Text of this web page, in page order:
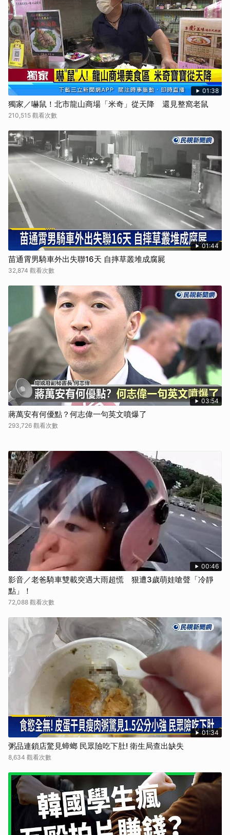
01:38
獨家／嚇鼠！北市龍山商場「米奇」從天降 還見整窩老鼠
210,515 觀看次數
01:44
苗通霄男騎車外出失聯16天 自摔草叢堆成腐屍
32,874 觀看次數
03:54
蔣萬安有何優點？何志偉一句英文噴爆了
293,726 觀看次數
00:46
影音／老爸騎車雙載突遇大雨超慌 狠遭3歲萌娃嗆聲「冷靜
點」！
72,088 觀看次數
01:34
粥品連鎖店驚見蟑螂 民眾險吃下肚! 衛生局查出缺失
8,634 觀看次數